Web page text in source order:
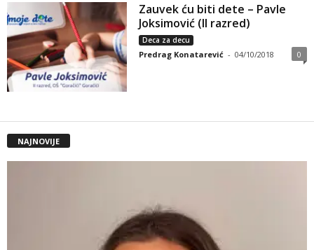
Zauvek ću biti dete – Pavle
Joksimović (II razred)
Deca za decu
Predrag Konatarević - 04/10/2018 0
NAJNOVIJE